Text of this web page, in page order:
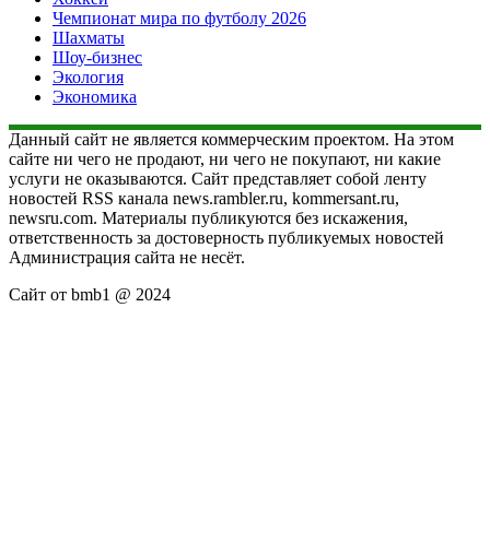
Чемпионат мира по футболу 2026
Шахматы
Шоу-бизнес
Экология
Экономика
Данный сайт не является коммерческим проектом. На этом
сайте ни чего не продают, ни чего не покупают, ни какие
услуги не оказываются. Сайт представляет собой ленту
новостей RSS канала news.rambler.ru, kommersant.ru,
newsru.com. Материалы публикуются без искажения,
ответственность за достоверность публикуемых новостей
Администрация сайта не несёт.
Сайт от bmb1 @ 2024